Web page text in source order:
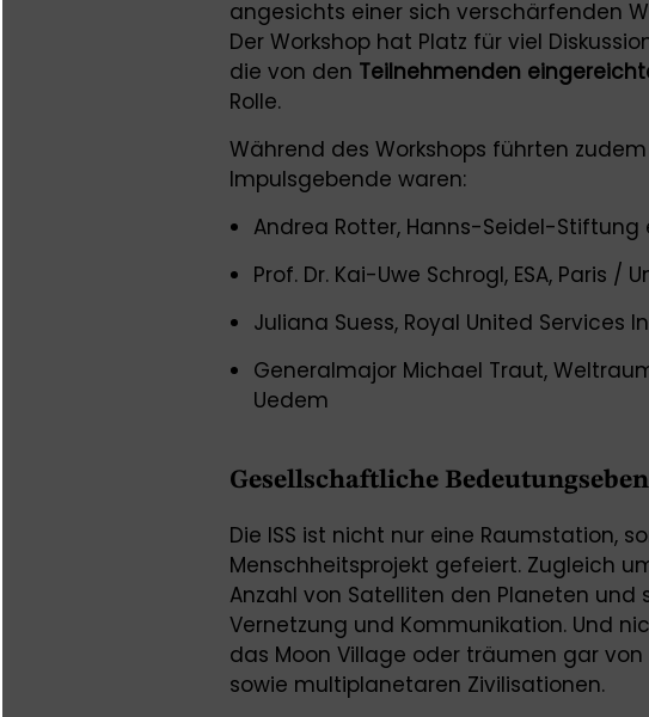
angesichts einer sich verschärfenden
Der Workshop hat Platz für viel
die von den Teilnehmenden
Rolle.
Während des Workshops führten
Impulsgebende waren:
Andrea Rotter, Hanns-Seidel-Stiftung
Prof. Dr. Kai-Uwe Schrogl, ESA, Paris /
Juliana Suess, Royal United Services
Generalmajor Michael Traut,
Uedem
Gesellschaftliche
Die ISS ist nicht nur eine Raumstation,
Menschheitsprojekt gefeiert. Zugleich
Anzahl von Satelliten den Planeten
Vernetzung und Kommunikation. Und
das Moon Village oder träumen gar von
sowie multiplanetaren Zivilisationen.